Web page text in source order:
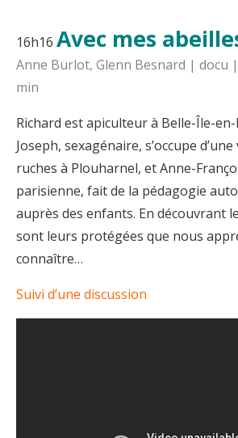
16h16 Avec mes
Anne Burlot, Glenn Besnard | docu
min
Richard est apiculteur à Belle-Île-
Joseph, sexagénaire, s’occupe
ruches à Plouharnel, et Anne-
parisienne, fait de la pédagogie
auprès des enfants. En découvrant
sont leurs protégées que nous
connaître…
Suivi d’une discussion